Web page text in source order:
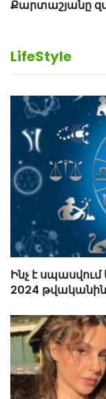
LifeStyle
Ինչ է
2024 թվականին